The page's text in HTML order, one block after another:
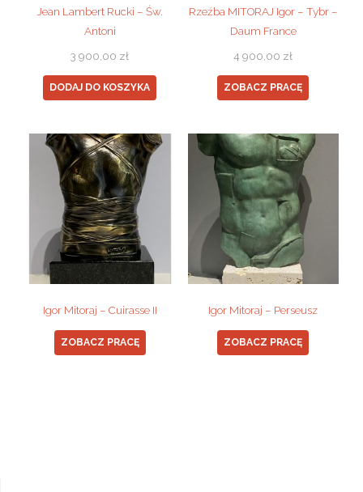
Jean Lambert Rucki – Św.
Antoni
3 900,00 zł
DODAJ DO KOSZYKA
Rzeźba MITORAJ Igor – Tybr –
Daum France
4 900,00 zł
ZOBACZ PRACĘ
Igor Mitoraj – Cuirasse II
ZOBACZ PRACĘ
Igor Mitoraj – Perseusz
ZOBACZ PRACĘ